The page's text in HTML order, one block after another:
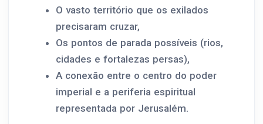
O vasto território que os exilados
precisaram cruzar,
Os pontos de parada possíveis (rios,
cidades e fortalezas persas),
A conexão entre o centro do poder
imperial e a periferia espiritual
representada por Jerusalém.